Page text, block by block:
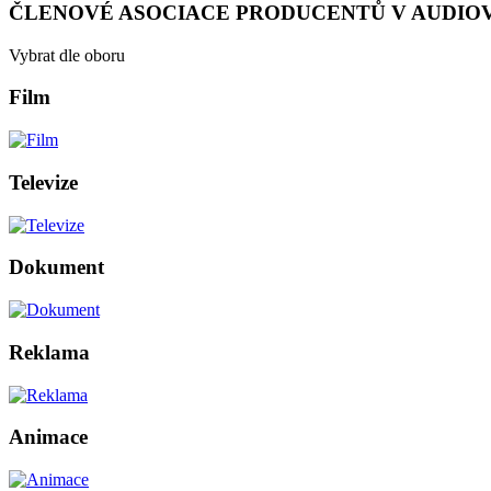
ČLENOVÉ ASOCIACE PRODUCENTŮ V
Vybrat dle oboru
Film
Televize
Dokument
Reklama
Animace